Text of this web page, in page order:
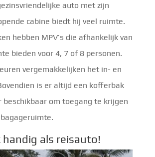
auto met zijn
cabine biedt hij veel ruimte.
hebben MPV’s die afhankelijk van
bieden voor 4, 7 of 8 personen.
vergemakkelijken het in- en
is er altijd een kofferbak
beschikbaar om toegang te krijgen
handig als reisauto!